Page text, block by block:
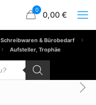
0 0,00 €
Schreibwaren & Bürobedarf
Aufsteller, Trophäe